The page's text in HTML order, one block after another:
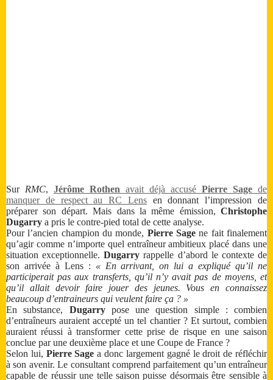
Sur RMC, Jérôme Rothen avait déjà accusé Pierre Sage de
manquer de respect au RC Lensen donnant l’impression de
préparer son départ. Mais dans la même émission, Christophe
Dugarry a pris le contre-pied total de cette analyse.
Pour l’ancien champion du monde, Pierre Sage ne fait finalement
qu’agir comme n’importe quel entraîneur ambitieux placé dans une
situation exceptionnelle.Dugarry rappelle d’abord le contexte de
son arrivée à Lens : « En arrivant, on lui a expliqué qu’il ne
participerait pas aux transferts, qu’il n’y avait pas de moyens, et
qu’il allait devoir faire jouer des jeunes. Vous en connaissez
beaucoup d’entraineurs qui veulent faire ça ? »
En substance, Dugarrypose une question simple : combien
d’entraîneurs auraient accepté un tel chantier ? Et surtout, combien
auraient réussi à transformer cette prise de risque en une saison
conclue par une deuxième place et une Coupe de France ?
Selon lui, Pierre Sage a donc largement gagné le droit de réfléchir
à son avenir. Le consultant comprend parfaitement qu’un entraîneur
capable de réussir une telle saison puisse désormais être sensible à